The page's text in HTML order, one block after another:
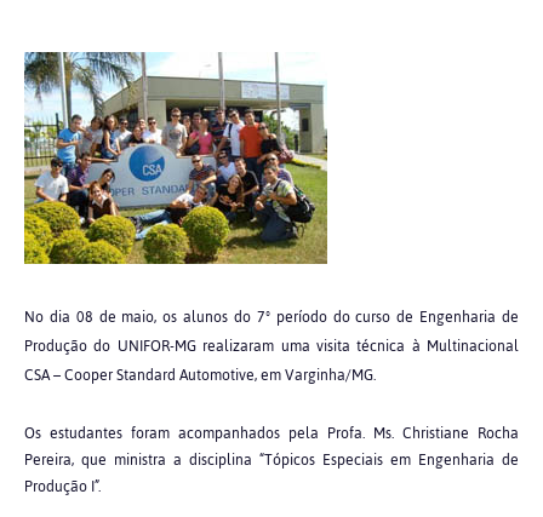
No dia 08 de maio, os alunos do 7º período do curso de Engenharia de
Produção do UNIFOR-MG realizaram uma visita técnica à Multinacional
CSA – Cooper Standard Automotive, em Varginha/MG.
Os estudantes foram acompanhados pela Profa. Ms. Christiane Rocha
Pereira, que ministra a disciplina “Tópicos Especiais em Engenharia de
Produção I”.